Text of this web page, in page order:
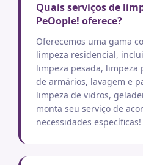
Quais serviços de
PeOople! oferece?
Oferecemos uma gama
limpeza residencial,
limpeza pesada, limpeza
de armários, lavagem e
limpeza de vidros,
monta seu serviço de
necessidades específicas!